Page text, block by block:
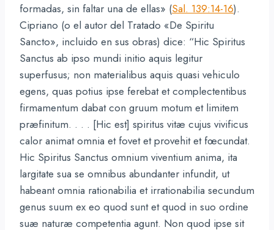
formadas, sin faltar una de ellas» (Sal. 139:14-16).
Cipriano (o el autor del Tratado «De Spiritu
Sancto», incluido en sus obras) dice: “Hic Spiritus
Sanctus ab ipso mundi initio aquis legitur
superfusus; non materialibus aquis quasi vehiculo
egens, quas potius ipse ferebat et complectentibus
firmamentum dabat con gruum motum et limitem
præfinitum. . . . [Hic est] spiritus vitæ cujus vivificus
calor animat omnia et fovet et provehit et fœcundat.
Hic Spiritus Sanctus omnium viventium anima, ita
largitate sua se omnibus abundanter infundit, ut
habeant omnia rationabilia et irrationabilia secundum
genus suum ex eo quod sunt et quod in suo ordine
suæ naturæ competentia agunt. Non quod ipse sit